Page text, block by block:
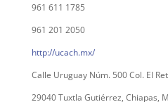
961 611 1785
961 201 2050
http://ucach.mx/
Calle Uruguay Núm. 500 Col. El
29040 Tuxtla Gutiérrez, Chiapas,